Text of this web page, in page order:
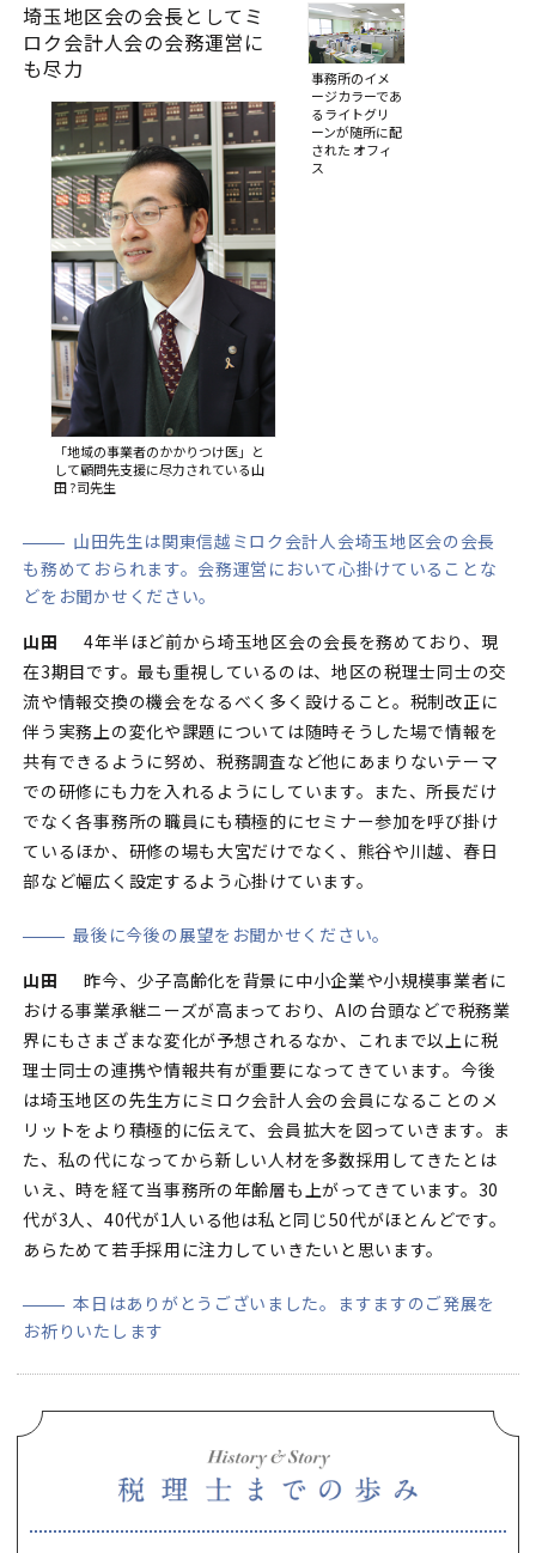
事務所のイメ
ージカラーであ
るライトグリ
ーンが随所に配
された オフィ
ス
埼玉地区会の会長としてミ
ロク会計人会の会務運営に
も尽力
「地域の事業者のかかりつけ医」 と
して顧問先支援に尽力されている山
田 ?司先生
山田先生は関東信越ミロク会計人会埼玉地区会の会長
も務めておられます。会務運営において心掛けていることな
どをお聞かせください。
山田
4年半ほど前から埼玉地区会の会長を務めており、現
在3期目です。最も重視しているのは、地区の税理士同士の交
流や情報交換の機会をなるべく多く設けること。税制改正に
伴う実務上の変化や課題については随時そうした場で情報を
共有できるように努め、税務調査など他にあまりないテーマ
での研修にも力を入れるようにしています。また、所長だけ
でなく各事務所の職員にも積極的にセミナー参加を呼び掛け
ているほか、研修の場も大宮だけでなく、熊谷や川越、春日
部など幅広く設定するよう心掛けています。
最後に今後の展望をお聞かせください。
山田
昨今、少子高齢化を背景に中小企業や小規模事業者に
おける事業承継ニーズが高まっており、AIの台頭などで税務業
界にもさまざまな変化が予想されるなか、これまで以上に税
理士同士の連携や情報共有が重要になってきています。今後
は埼玉地区の先生方にミロク会計人会の会員になることのメ
リットをより積極的に伝えて、会員拡大を図っていきます。ま
た、私の代になってから新しい人材を多数採用してきたとは
いえ、時を経て当事務所の年齢層も上がってきています。30
代が3人、40代が1人いる他は私と同じ50代がほとんどです。
あらためて若手採用に注力していきたいと思います。
本日はありがとうございました。ますますのご発展を
お祈りいたします